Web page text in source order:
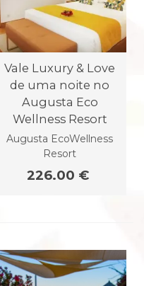
Vale Luxury & Love
de uma noite no
Augusta Eco
Wellness Resort
Augusta EcoWellness
Resort
226.00 €